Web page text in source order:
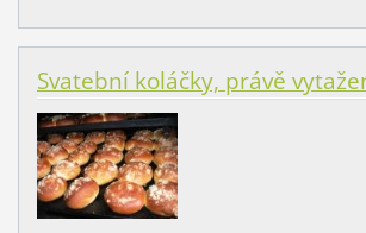
Svatební koláčky, právě